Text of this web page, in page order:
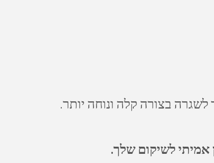
לשגרה בצורה קלה ונוחה יותר.
אמיתי לשיקום שלך.